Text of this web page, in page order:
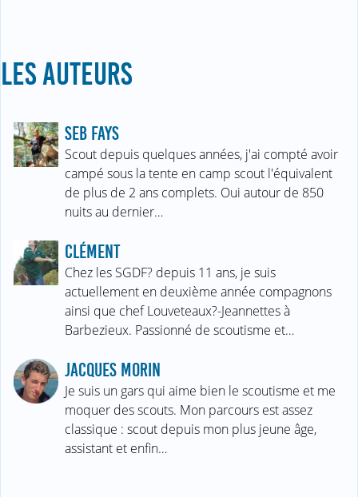
LES AUTEURS
SEB FAYS
Scout depuis quelques années, j'ai compté avoir
campé sous la tente en camp scout l'équivalent
de plus de 2 ans complets. Oui autour de 850
nuits au dernier…
CLÉMENT
Chez les SGDF? depuis 11 ans, je suis
actuellement en deuxième année compagnons
ainsi que chef Louveteaux?-Jeannettes à
Barbezieux. Passionné de scoutisme et…
JACQUES MORIN
Je suis un gars qui aime bien le scoutisme et me
moquer des scouts. Mon parcours est assez
classique : scout depuis mon plus jeune âge,
assistant et enfin…